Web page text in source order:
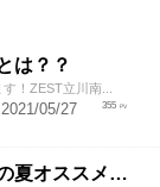
は？？
！ZEST立川南...
355
2021/05/27
【大人気】バレイヤージュがこの夏オススメな理由！！